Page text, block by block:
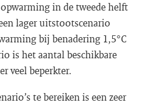
in de tweede helft
lager uitstootscenario
bij benadering 1,5°C
is het aantal beschikbare
veel beperkter.
te bereiken is een zeer